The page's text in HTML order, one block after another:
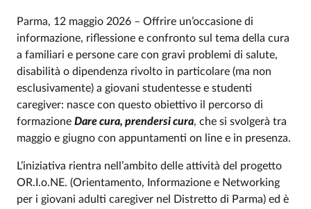
Parma, 12 maggio 2026 – Offrire un’occasione di
informazione, riflessione e confronto sul tema della cura
a familiari e persone care con gravi problemi di salute,
disabilità o dipendenza rivolto in particolare (ma non
esclusivamente) a giovani studentesse e studenti
caregiver: nasce con questo obiettivo il percorso di
formazione Dare cura, prendersi cura, che si svolgerà tra
maggio e giugno con appuntamenti on line e in presenza.
L’iniziativa rientra nell’ambito delle attività del progetto
OR.I.o.NE. (Orientamento, Informazione e Networking
per i giovani adulti caregiver nel Distretto di Parma) ed è